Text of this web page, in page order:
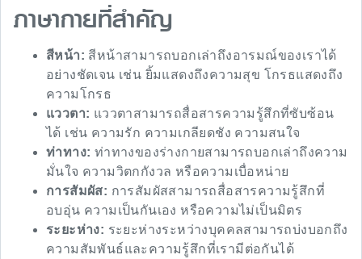
ภาษากายที่สำคัญ
สีหน้า: สีหน้าสามารถบอกเล่าถึงอารมณ์ของเราได้
อย่างชัดเจน เช่น ยิ้มแสดงถึงความสุข โกรธแสดงถึง
ความโกรธ
แววตา: แววตาสามารถสื่อสารความรู้สึกที่ซับซ้อน
ได้ เช่น ความรัก ความเกลียดชัง ความสนใจ
ท่าทาง: ท่าทางของร่างกายสามารถบอกเล่าถึงความ
มั่นใจ ความวิตกกังวล หรือความเบื่อหน่าย
การสัมผัส: การสัมผัสสามารถสื่อสารความรู้สึกที่
อบอุ่น ความเป็นกันเอง หรือความไม่เป็นมิตร
ระยะห่าง: ระยะห่างระหว่างบุคคลสามารถบ่งบอกถึง
ความสัมพันธ์และความรู้สึกที่เรามีต่อกันได้